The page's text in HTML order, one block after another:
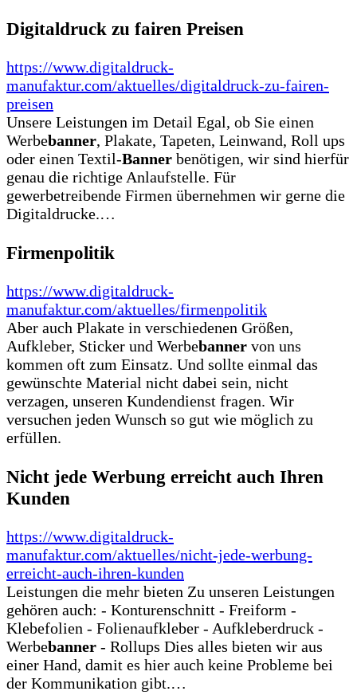
Digitaldruck zu fairen Preisen
https://www.digitaldruck-
manufaktur.com/aktuelles/digitaldruck-zu-fairen-
preisen
Unsere Leistungen im Detail Egal, ob Sie einen
Werbebanner, Plakate, Tapeten, Leinwand, Roll ups
oder einen Textil-Banner benötigen, wir sind hierfür
genau die richtige Anlaufstelle. Für
gewerbetreibende Firmen übernehmen wir gerne die
Digitaldrucke.…
Firmenpolitik
https://www.digitaldruck-
manufaktur.com/aktuelles/firmenpolitik
Aber auch Plakate in verschiedenen Größen,
Aufkleber, Sticker und Werbebanner von uns
kommen oft zum Einsatz. Und sollte einmal das
gewünschte Material nicht dabei sein, nicht
verzagen, unseren Kundendienst fragen. Wir
versuchen jeden Wunsch so gut wie möglich zu
erfüllen.
Nicht jede Werbung erreicht auch Ihren
Kunden
https://www.digitaldruck-
manufaktur.com/aktuelles/nicht-jede-werbung-
erreicht-auch-ihren-kunden
Leistungen die mehr bieten Zu unseren Leistungen
gehören auch: - Konturenschnitt - Freiform -
Klebefolien - Folienaufkleber - Aufkleberdruck -
Werbebanner - Rollups Dies alles bieten wir aus
einer Hand, damit es hier auch keine Probleme bei
der Kommunikation gibt.…